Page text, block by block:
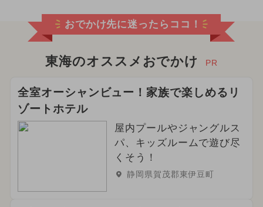
2025年8月のイベント
2025年10月のイベント
2025年11月のイベント
2025年12月のイベント
2026年1月のイベント ハロウィン
観光
クリスマスマーケット
おでかけ先に迷ったらココ！
東海のオススメおでかけ PR
全室オーシャンビュー！家族で楽しめるリ
ゾートホテル
屋内プールやジャングルス
パ、キッズルームで遊び尽
くそう！
静岡県賀茂郡東伊豆町